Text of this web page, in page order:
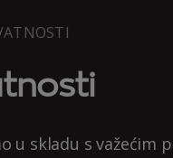
u skladu s